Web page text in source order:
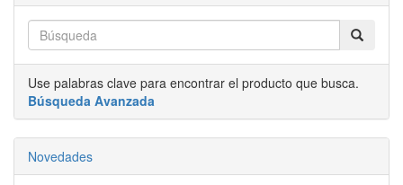
Use palabras clave para encontrar el producto que busca.
Búsqueda Avanzada
Novedades